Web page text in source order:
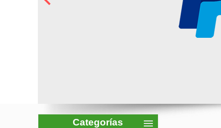
Categorías